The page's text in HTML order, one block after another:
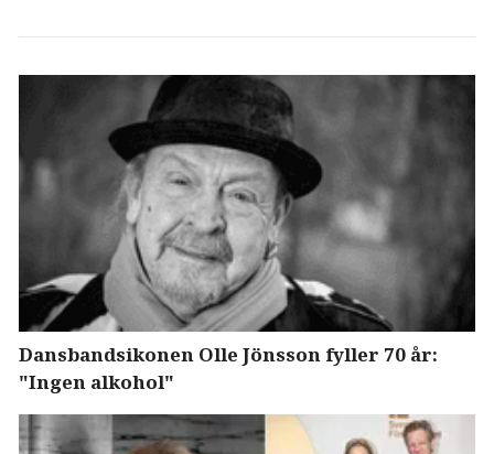
Dansbandsikonen Olle Jönsson fyller 70 år:
"Ingen alkohol"